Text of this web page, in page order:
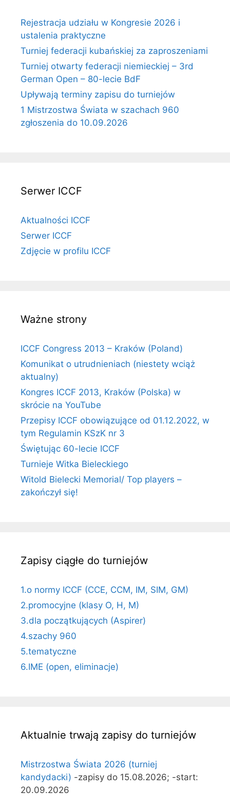
Rejestracja udziału w Kongresie 2026 i
ustalenia praktyczne
Turniej federacji kubańskiej za zaproszeniami
Turniej otwarty federacji niemieckiej – 3rd
German Open – 80-lecie BdF
Upływają terminy zapisu do turniejów
1 Mistrzostwa Świata w szachach 960
zgłoszenia do 10.09.2026
Serwer ICCF
Aktualności ICCF
Serwer ICCF
Zdjęcie w profilu ICCF
Ważne strony
ICCF Congress 2013 – Kraków (Poland)
Komunikat o utrudnieniach (niestety wciąż
aktualny)
Kongres ICCF 2013, Kraków (Polska) w
skrócie na YouTube
Przepisy ICCF obowiązujące od 01.12.2022, w
tym Regulamin KSzK nr 3
Świętując 60-lecie ICCF
Turnieje Witka Bieleckiego
Witold Bielecki Memorial/ Top players –
zakończył się!
Zapisy ciągłe do turniejów
1.o normy ICCF (CCE, CCM, IM, SIM, GM)
2.promocyjne (klasy O, H, M)
3.dla początkujących (Aspirer)
4.szachy 960
5.tematyczne
6.IME (open, eliminacje)
Aktualnie trwają zapisy do turniejów
Mistrzostwa Świata 2026 (turniej
kandydacki) -zapisy do 15.08.2026; -start:
20.09.2026